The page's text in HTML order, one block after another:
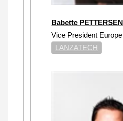
Babette PETTERSEN
Vice President Europe
LANZATECH